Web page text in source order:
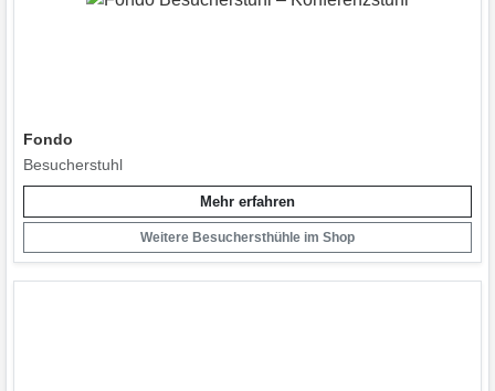
Fondo
Besucherstuhl
Mehr erfahren
Weitere Besuchersthühle im Shop